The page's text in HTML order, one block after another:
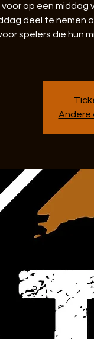
voor op een middag
deel te nemen
spelers die hun
Andere